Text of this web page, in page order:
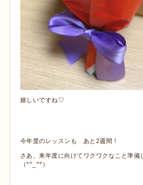
嬉しいですね♡
今年度のレッスンも あと2週間！
さあ、来年度に向けてワクワクなこと準備
（*^_^*）